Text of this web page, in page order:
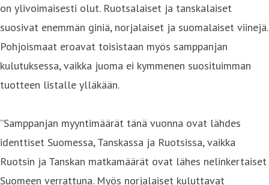
on ylivoimaisesti olut. Ruotsalaiset ja tanskalaiset
suosivat enemmän giniä, norjalaiset ja suomalaiset viinejä.
Pohjoismaat eroavat toisistaan myös samppanjan
kulutuksessa, vaikka juoma ei kymmenen suosituimman
tuotteen listalle ylläkään.
”Samppanjan myyntimäärät tänä vuonna ovat lähdes
identtiset Suomessa, Tanskassa ja Ruotsissa, vaikka
Ruotsin ja Tanskan matkamäärät ovat lähes nelinkertaiset
Suomeen verrattuna. Myös norjalaiset kuluttavat